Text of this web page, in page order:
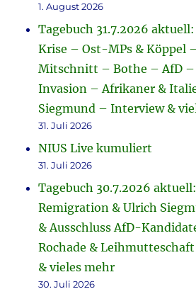
1. August 2026
Tagebuch 31.7.2026
Krise – Ost-MPs & Köppel
Mitschnitt – Bothe – AfD –
Invasion – Afrikaner &
Siegmund – Interview &
31. Juli 2026
NIUS Live kumuliert
31. Juli 2026
Tagebuch 30.7.2026
Remigration & Ulrich
& Ausschluss AfD-
Rochade &
& vieles mehr
30. Juli 2026